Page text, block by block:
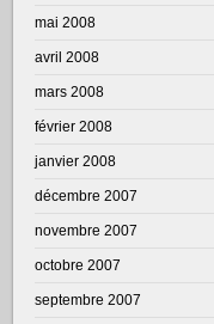
mai 2008
avril 2008
mars 2008
février 2008
janvier 2008
décembre 2007
novembre 2007
octobre 2007
septembre 2007